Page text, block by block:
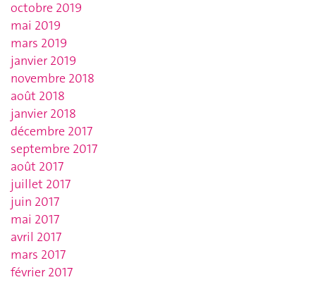
octobre 2019
mai 2019
mars 2019
janvier 2019
novembre 2018
août 2018
janvier 2018
décembre 2017
septembre 2017
août 2017
juillet 2017
juin 2017
mai 2017
avril 2017
mars 2017
février 2017